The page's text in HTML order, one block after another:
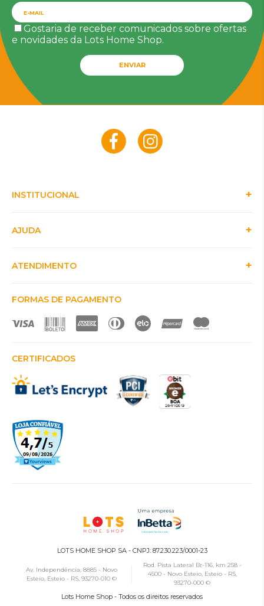
Gostaria de receber comunicados sobre ofertas
e novidades da Lots Home Shop.
ENVIAR
INSTITUCIONAL
AJUDA
ATENDIMENTO
FORMAS DE PAGAMENTO
CERTIFICADOS
LOTS HOME SHOP SA - CNPJ: 87.230.223/0001-23
Av. Independência, 8885 - Novo
Esteio, Esteio - RS, 93270-010 ©
Rod. Pista Lateral Br-116, km 258 -
4500 - Novo Esteio, Esteio - RS,
93270-000 ©
Lots Home Shop - Todos os direitos reservados